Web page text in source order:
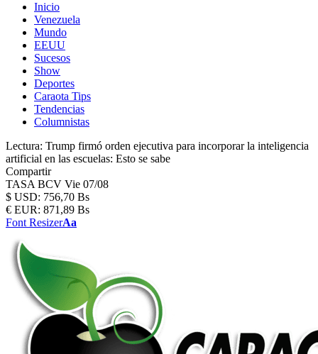
Inicio
Venezuela
Mundo
EEUU
Sucesos
Show
Deportes
Caraota Tips
Tendencias
Columnistas
Lectura: Trump firmó orden ejecutiva para incorporar la inteligencia
artificial en las escuelas: Esto se sabe
Compartir
TASA BCV Vie 07/08
$ USD: 756,70 Bs
€ EUR: 871,89 Bs
Font ResizerAa